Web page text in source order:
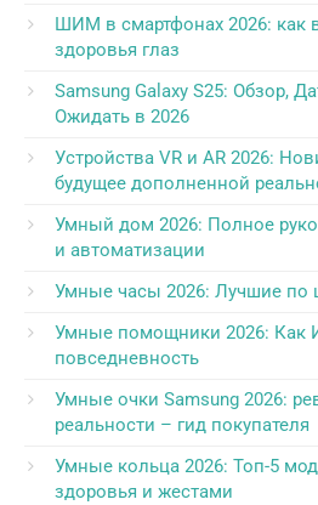
ШИМ в смартфонах 2026: как
здоровья глаз
Samsung Galaxy S25: Обзор,
Ожидать в 2026
Устройства VR и AR 2026:
будущее дополненной
Умный дом 2026: Полное
и автоматизации
Умные часы 2026: Лучшие по
Умные помощники 2026: Как
повседневность
Умные очки Samsung 2026:
реальности – гид покупателя
Умные кольца 2026: Топ-5
здоровья и жестами